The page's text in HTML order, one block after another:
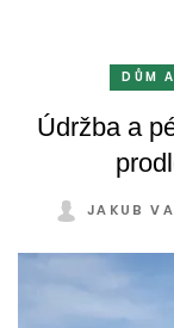
DŮM
Údržba a
JAKUB